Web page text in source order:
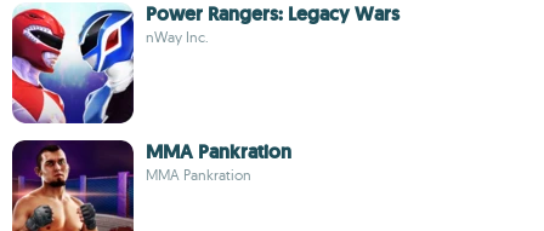
Power Rangers: Legacy Wars
nWay Inc.
MMA Pankration
MMA Pankration